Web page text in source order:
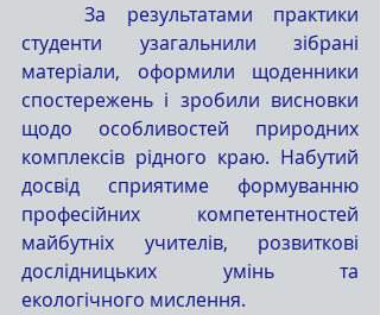
	За результатами практики
студенти узагальнили зібрані
матеріали, оформили щоденники
спостережень і зробили висновки
щодо особливостей природних
комплексів рідного краю. Набутий
досвід сприятиме формуванню
професійних компетентностей
майбутніх учителів, розвиткові
дослідницьких умінь та
екологічного мислення.